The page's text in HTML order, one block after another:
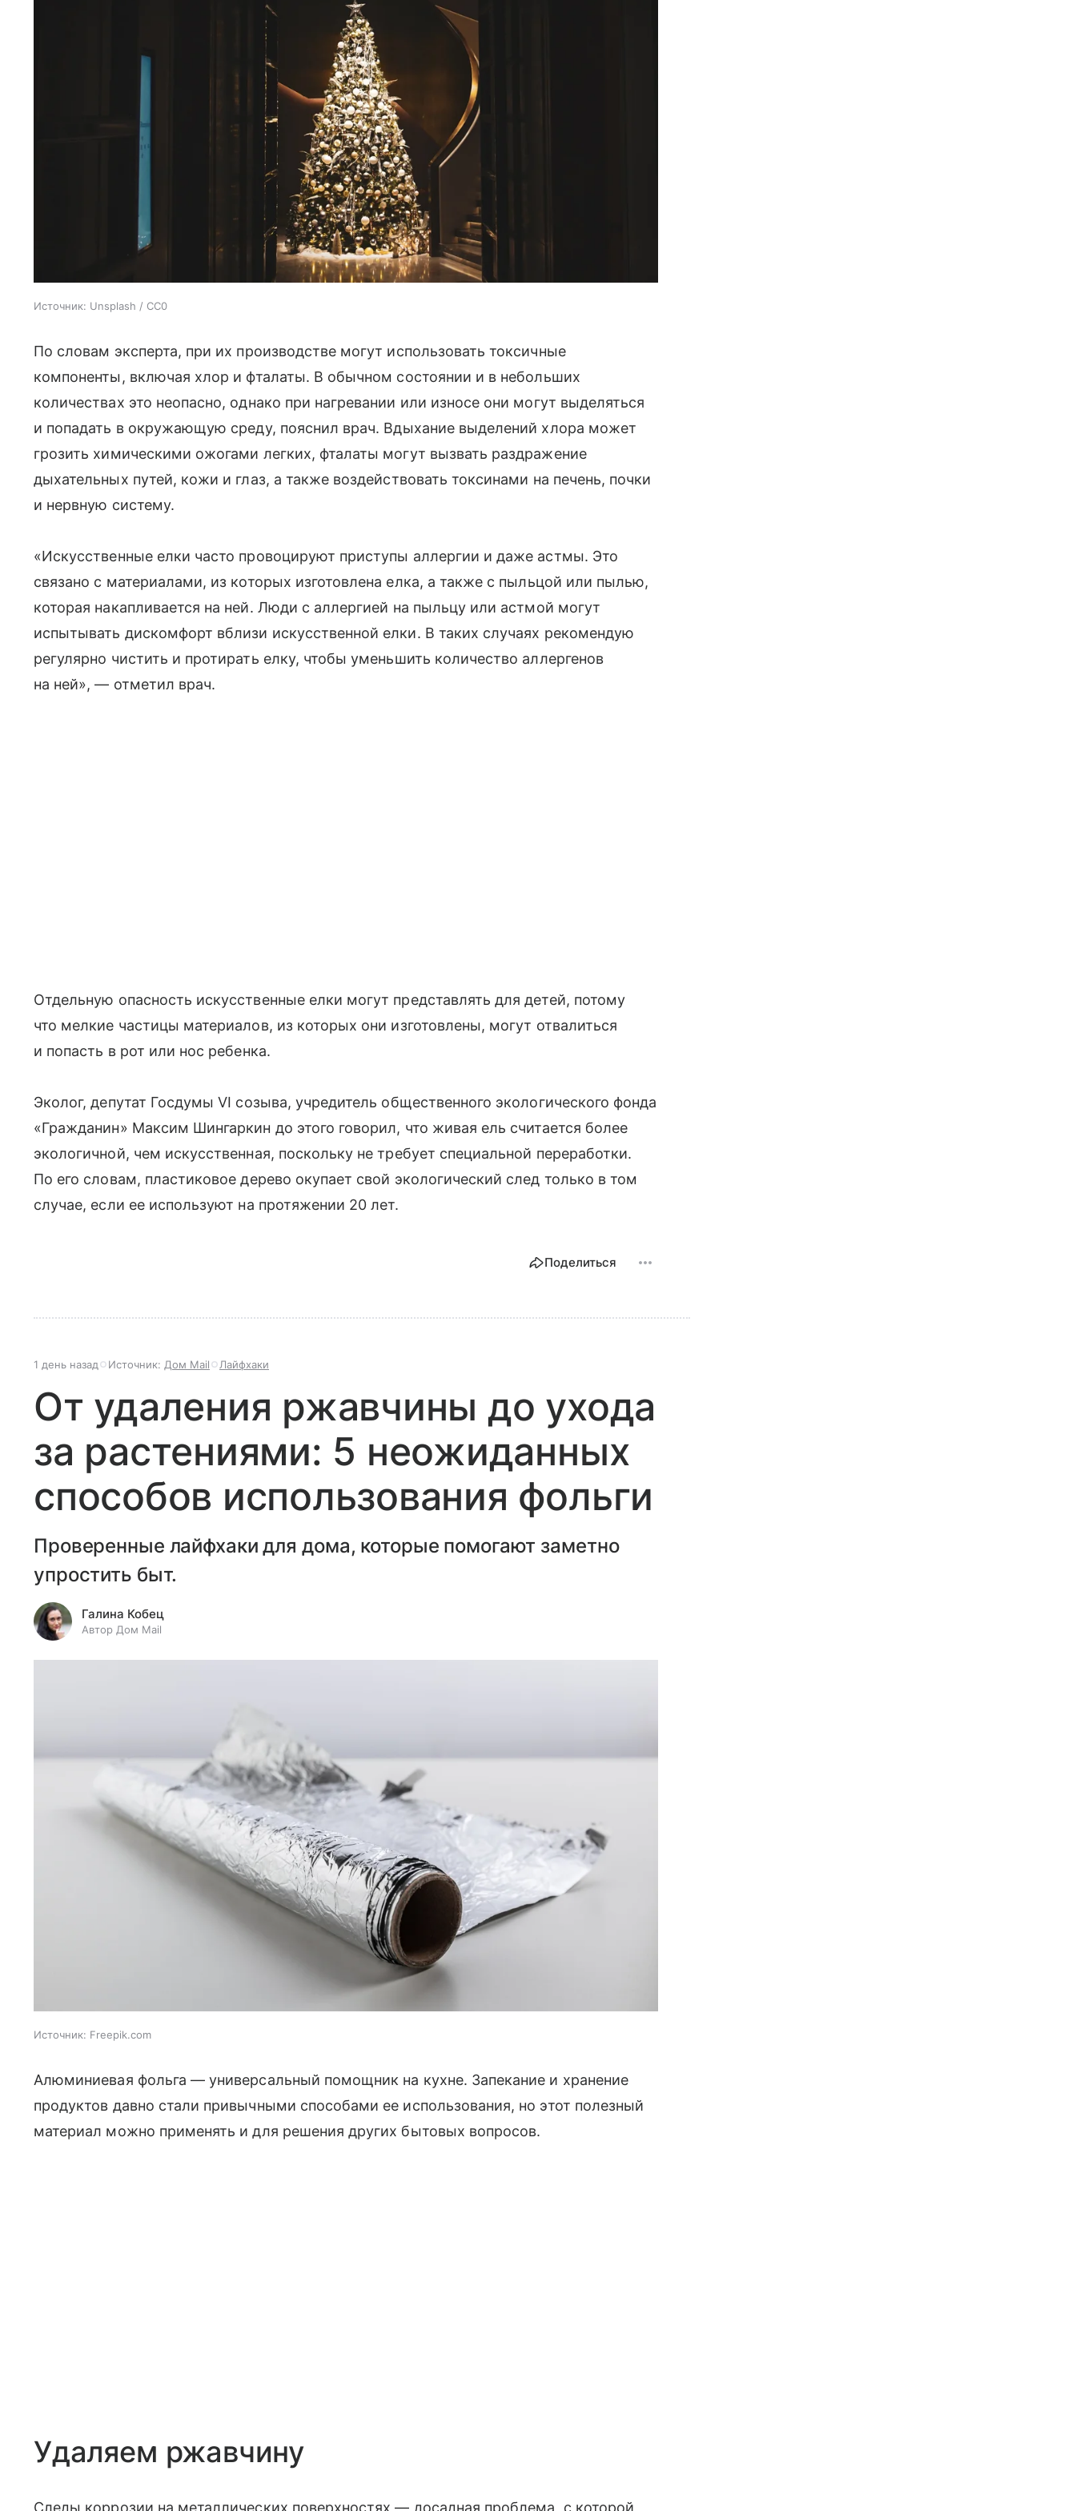
Источник: Unsplash / CC0
По словам эксперта, при их производстве могут использовать токсичные
компоненты, включая хлор и фталаты. В обычном состоянии и в небольших
количествах это неопасно, однако при нагревании или износе они могут выделяться
и попадать в окружающую среду, пояснил врач. Вдыхание выделений хлора может
грозить химическими ожогами легких, фталаты могут вызвать раздражение
дыхательных путей, кожи и глаз, а также воздействовать токсинами на печень, почки
и нервную систему.
«Искусственные елки часто провоцируют приступы аллергии и даже астмы. Это
связано с материалами, из которых изготовлена елка, а также с пыльцой или пылью,
которая накапливается на ней. Люди с аллергией на пыльцу или астмой могут
испытывать дискомфорт вблизи искусственной елки. В таких случаях рекомендую
регулярно чистить и протирать елку, чтобы уменьшить количество аллергенов
на ней», — отметил врач.
Отдельную опасность искусственные елки могут представлять для детей, потому
что мелкие частицы материалов, из которых они изготовлены, могут отвалиться
и попасть в рот или нос ребенка.
Эколог, депутат Госдумы VI созыва, учредитель общественного экологического фонда
«Гражданин» Максим Шингаркин до этого говорил, что живая ель считается более
экологичной, чем искусственная, поскольку не требует специальной переработки.
По его словам, пластиковое дерево окупает свой экологический след только в том
случае, если ее используют на протяжении 20 лет.
Поделиться
1 день назад Источник: Дом Mail Лайфхаки
От удаления ржавчины до ухода
за растениями: 5 неожиданных
способов использования фольги
Проверенные лайфхаки для дома, которые помогают заметно
упростить быт.
Галина Кобец
Автор Дом Mail
Источник: Freepik.com
Алюминиевая фольга — универсальный помощник на кухне. Запекание и хранение
продуктов давно стали привычными способами ее использования, но этот полезный
материал можно применять и для решения других бытовых вопросов.
Удаляем ржавчину
Следы коррозии на металлических поверхностях — досадная проблема, с которой